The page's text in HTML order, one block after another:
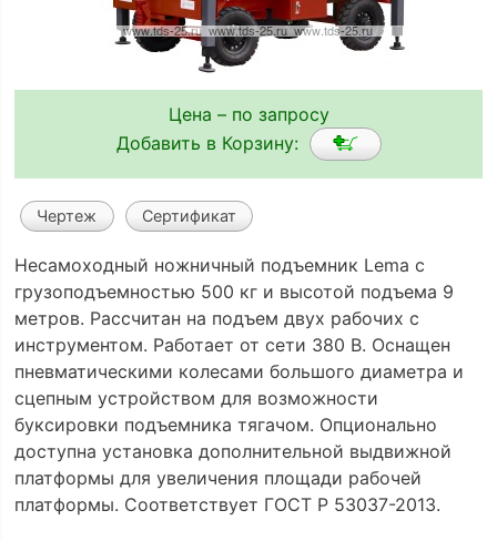
Цена – по запросу
Добавить в Корзину:
Чертеж Сертификат
Несамоходный ножничный подъемник Lema с
грузоподъемностью 500 кг и высотой подъема 9
метров. Рассчитан на подъем двух рабочих с
инструментом. Работает от сети 380 В. Оснащен
пневматическими колесами большого диаметра и
сцепным устройством для возможности
буксировки подъемника тягачом. Опционально
доступна установка дополнительной выдвижной
платформы для увеличения площади рабочей
платформы. Соответствует ГОСТ Р 53037-2013.